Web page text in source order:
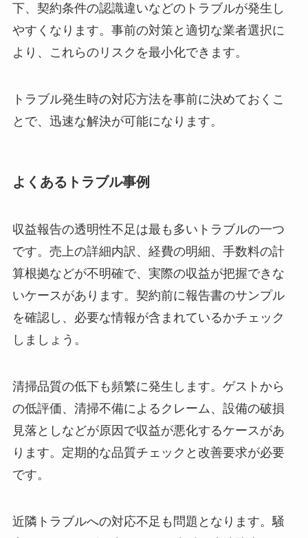
下、契約条件の認識違いなどのトラブルが発生し
やすくなります。事前の対策と適切な業者選択に
より、これらのリスクを最小化できます。
トラブル発生時の対応方法を事前に決めておくこ
とで、迅速な解決が可能になります。
よくあるトラブル事例
収益報告の透明性不足は最も多いトラブルの一つ
です。売上の詳細内訳、経費の明細、手数料の計
算根拠などが不明確で、実際の収益が把握できな
いケースがあります。契約前に報告書のサンプル
を確認し、必要な情報が含まれているかチェック
しましょう。
清掃品質の低下も頻繁に発生します。ゲストから
の低評価、清掃不備によるクレーム、設備の破損
見落としなどが原因で収益が悪化するケースがあ
ります。定期的な品質チェックと改善要求が必要
です。
近隣トラブルへの対応不足も問題となります。騒